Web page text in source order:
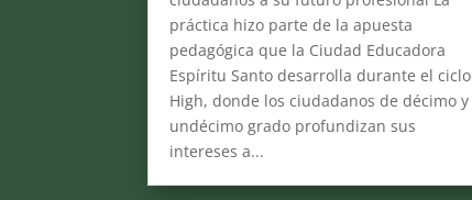
práctica hizo parte de la apuesta
pedagógica que la Ciudad Educadora
Espíritu Santo desarrolla durante el ciclo
High, donde los ciudadanos de décimo y
undécimo grado profundizan sus
intereses a...